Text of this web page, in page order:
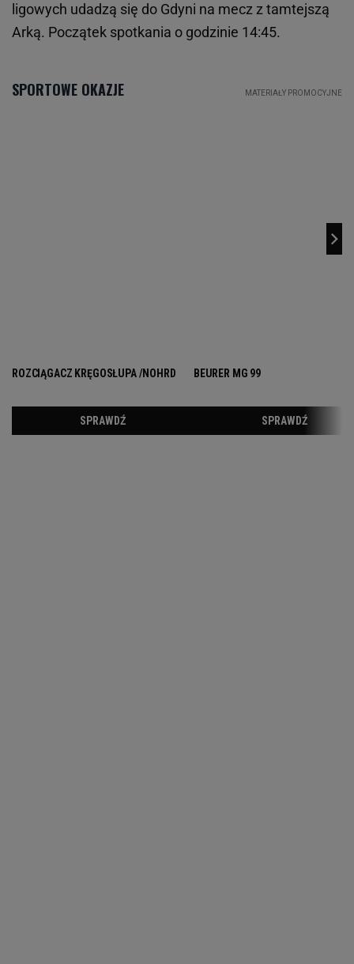
ligowych udadzą się do Gdyni na mecz z tamtejszą
Arką. Początek spotkania o godzinie 14:45.